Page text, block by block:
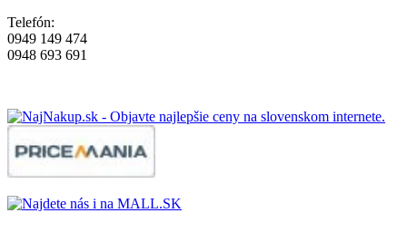
Telefón:
0949 149 474
0948 693 691